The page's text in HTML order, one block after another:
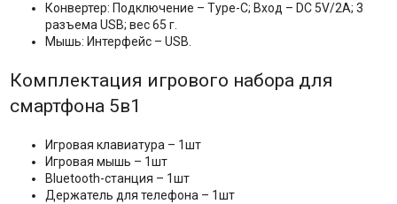
Конвертер: Подключение – Type-C; Вход – DC 5V/2A; 3
разъема USB; вес 65 г.
Мышь: Интерфейс – USB.
Комплектация игрового набора для
смартфона 5в1
Игровая клавиатура – 1шт
Игровая мышь – 1шт
Bluetooth-станция – 1шт
Держатель для телефона – 1шт